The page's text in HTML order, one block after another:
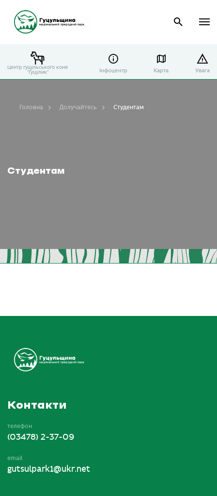
Центр гуцульського коня
"Гуцулик"
Інфоцентр Карта Увага
Студентам
Головна Долучайтесь Студентам
Контакти
телефон
(03478) 2-37-09
email
gutsulpark1@ukr.net